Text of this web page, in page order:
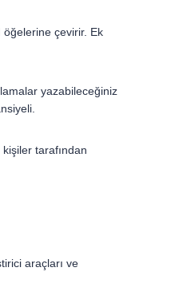
öğelerine çevirir. Ek
yazabileceğiniz
tarafından
araçları ve